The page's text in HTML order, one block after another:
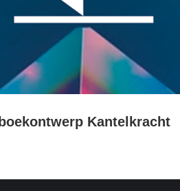
boekontwerp Kantelkracht